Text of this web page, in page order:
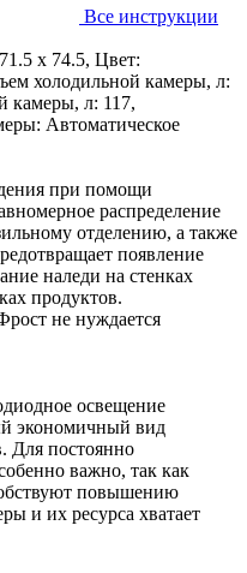
Все инструкции
х 74.5, Цвет:
холодильной камеры, л:
камеры, л: 117,
Автоматическое
при помощи
распределение
отделению, а также
появление
наледи на стенках
продуктов.
не нуждается
освещение
экономичный вид
Для постоянно
важно, так как
повышению
и их ресурса хватает